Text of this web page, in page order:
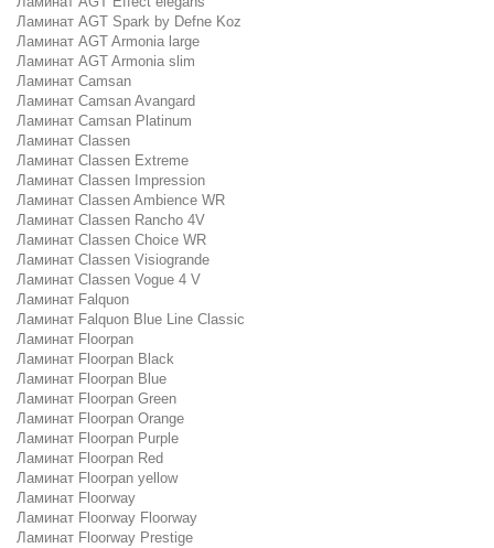
Ламинат AGT Spark by Defne Koz
Ламинат AGT Armonia large
Ламинат AGT Armonia slim
Ламинат Camsan
Ламинат Camsan Avangard
Ламинат Camsan Platinum
Ламинат Classen
Ламинат Classen Extreme
Ламинат Classen Impression
Ламинат Classen Ambience WR
Ламинат Classen Rancho 4V
Ламинат Classen Choice WR
Ламинат Classen Visiogrande
Ламинат Classen Vogue 4 V
Ламинат Falquon
Ламинат Falquon Blue Line Classic
Ламинат Floorpan
Ламинат Floorpan Black
Ламинат Floorpan Blue
Ламинат Floorpan Green
Ламинат Floorpan Orange
Ламинат Floorpan Purple
Ламинат Floorpan Red
Ламинат Floorpan yellow
Ламинат Floorway
Ламинат Floorway Floorway
Ламинат Floorway Prestige